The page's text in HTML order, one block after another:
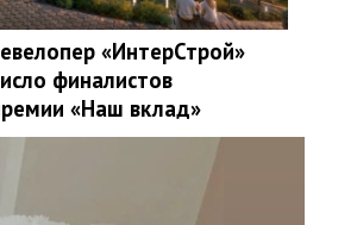
«ИнтерСтрой»
финалистов
«Наш вклад»